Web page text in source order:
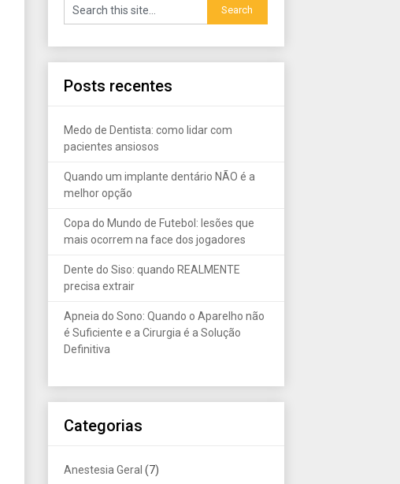
Posts recentes
Medo de Dentista: como lidar com
pacientes ansiosos
Quando um implante dentário NÃO é a
melhor opção
Copa do Mundo de Futebol: lesões que
mais ocorrem na face dos jogadores
Dente do Siso: quando REALMENTE
precisa extrair
Apneia do Sono: Quando o Aparelho não
é Suficiente e a Cirurgia é a Solução
Definitiva
Categorias
Anestesia Geral (7)